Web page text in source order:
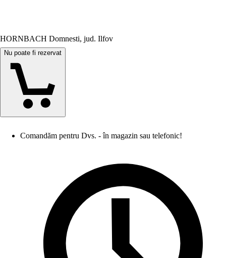
HORNBACH Domnesti, jud. Ilfov
Nu poate fi rezervat
Comandăm pentru Dvs. - în magazin sau telefonic!